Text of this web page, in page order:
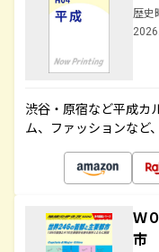
歴史
渋谷・原宿など平成カ
ム、ファッションなど
Ｗ
市